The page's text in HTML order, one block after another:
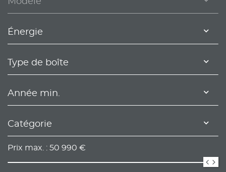
Énergie
Type de boîte
Année min.
Catégorie
Prix max. : 50 990 €